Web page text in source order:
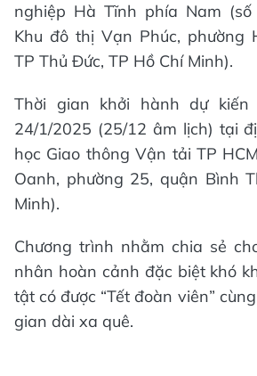
nghiệp Hà Tĩnh phía Nam
Khu đô thị Vạn Phúc, phường
TP Thủ Đức, TP Hồ Chí Minh).
Thời gian khởi hành dự
24/1/2025 (25/12 âm lịch) tại
học Giao thông Vận tải TP
Oanh, phường 25, quận Bình
Minh).
Chương trình nhằm chia sẻ
nhân hoàn cảnh đặc biệt khó
tật có được “Tết đoàn viên”
gian dài xa quê.